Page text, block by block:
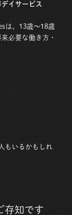
イサービス
は、13歳〜18歳
必要な働き方・
もいるかもしれ
存知です